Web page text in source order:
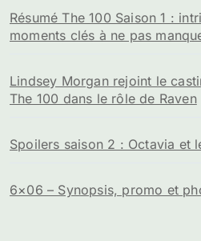
Résumé The 100 Saison 1 :
moments clés à ne pas
Lindsey Morgan rejoint le
The 100 dans le rôle de Raven
Spoilers saison 2 : Octavia et
6×06 – Synopsis, promo et